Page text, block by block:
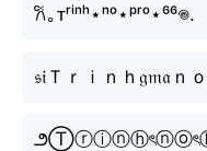
𐙚｡ᴛʳⁱⁿʰ⋆ⁿᵒ⋆ᵖʳᵒ⋆⁶⁶𖦹.
𝔰𝔦Ｔｒｉｎｈ𝔤𝔪𝔞ｎ